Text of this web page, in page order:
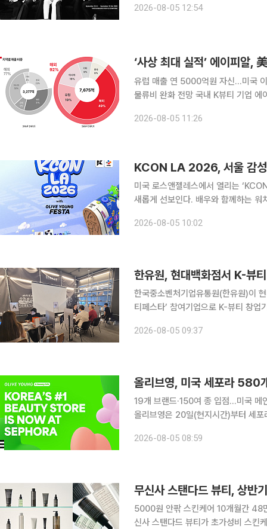
SHOW(놈놈놈쇼)’가 미국 로스앤젤
2026-08-05 12:54
유럽 매출 연 5000억원 자신…미국
물류비 완화 전망 국내 K뷰티 기업 에이피알이 미국에 이어 유럽에서도 예상보다 빠른 성장세를 보
유럽 온라인 시장 안착 등을 바탕으로
2026-08-05 11:26
KCON LA 2026, 서울 감성
미국 로스앤젤레스에서 열리는
새롭게 선보인다. 배우와 함께하는 워
LA 2026’에는 올해 신설돼 ‘KCON
2026-08-05 10:02
한유원, 현대백화점서 K-뷰
한국중소벤처기업유통원(한유원)이
티페스타’ 참여기업으로 K-뷰티 창업기업
2026-08-05 09:37
올리브영, 미국 세포라 580
19개 브랜드·150여 종 입점…미국 메
올리브영은 20일(현지시간)부터 세
세포라가 지난 1월 체결한 파트너십의
2026-08-05 08:59
무신사 스탠다드 뷰티, 상반
5000원 안팎 스킨케어 10개월간 48
신사 스탠다드 뷰티가 초가성비 스킨